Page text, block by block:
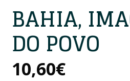
BAHIA,
DO POVO
10,60€